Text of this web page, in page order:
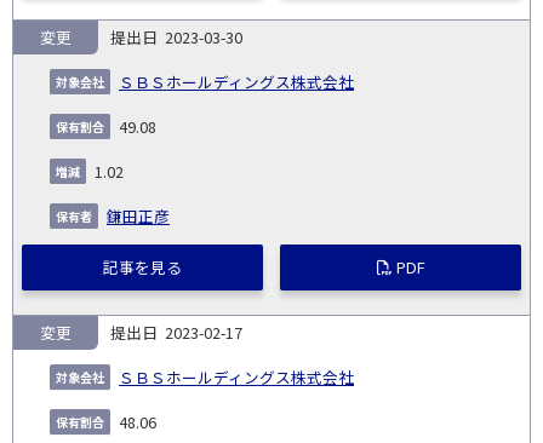
2023-03-30
ＳＢＳホールディングス株式会社
変更
49.08
1.02
鎌田正彦
記事を見る PDF
2023-02-17
ＳＢＳホールディングス株式会社
変更
48.06